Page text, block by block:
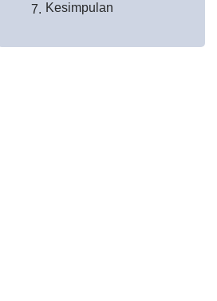
Kesimpulan